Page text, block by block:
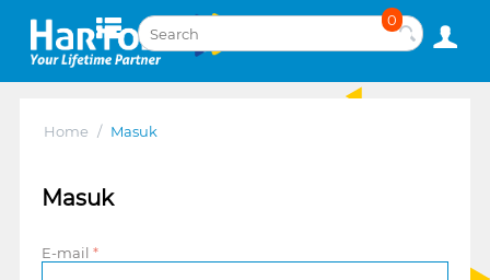
0
Home / Masuk
Masuk
E-mail